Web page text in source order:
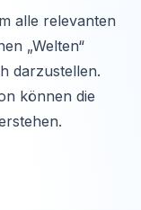
alle relevanten
„Welten“
darzustellen.
können die